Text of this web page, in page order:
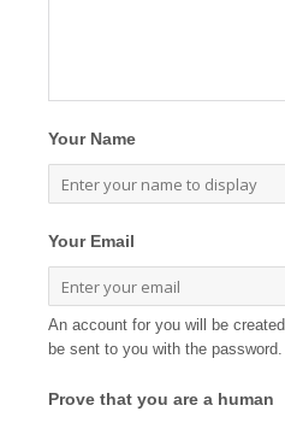
Your Name
Your Email
An account for you will be
be sent to you with the password.
Prove that you are a human